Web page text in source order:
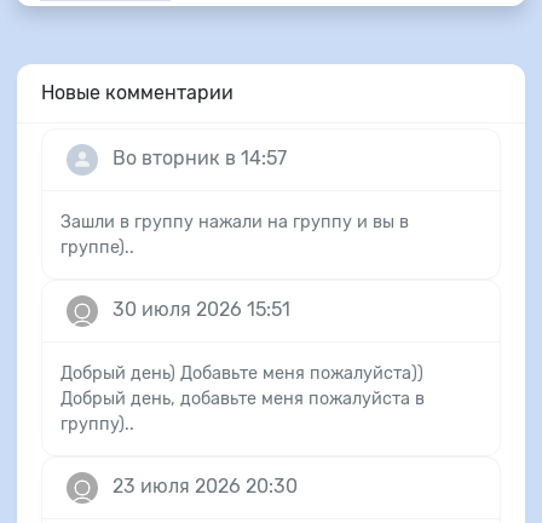
Новые комментарии
Во вторник в 14:57
Зашли в группу нажали на группу и вы в
группе)..
30 июля 2026 15:51
Добрый день) Добавьте меня пожалуйста))
Добрый день, добавьте меня пожалуйста в
группу)..
23 июля 2026 20:30